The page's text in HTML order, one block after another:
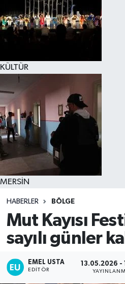
KÜLTÜR
MERSİN
HABERLER BÖLGE
Mut Kayısı
sayılı günler
EMEL USTA
EDITÖR
13.05.2026 -